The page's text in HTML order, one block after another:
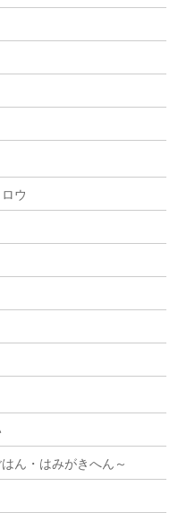
ウ
ん・はみがきへん～